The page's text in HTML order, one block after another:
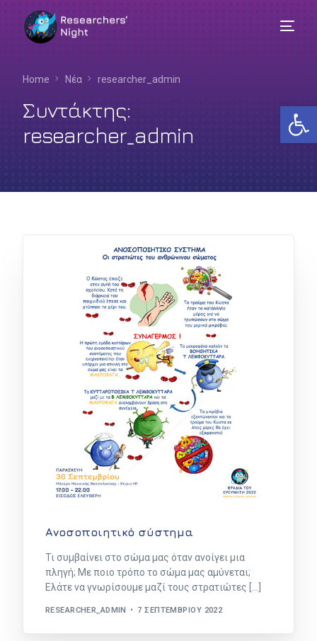
Home Νέα researcher_admin
Συντάκτης:
researcher_admin
Ανοσοποιητικό σύστημα
Τι συμβαίνει στο σώμα μας όταν ανοίγει μια
πληγή; Με ποιο τρόπο το σώμα μας αμύνεται;
Ελάτε να γνωρίσουμε μαζί τους στρατιώτες […]
RESEARCHER_ADMIN 7 ΣΕΠΤΕΜΒΡΊΟΥ 2022
Ελληνικά